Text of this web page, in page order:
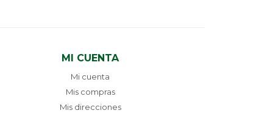
MI CUENTA
Mi cuenta
Mis compras
Mis direcciones